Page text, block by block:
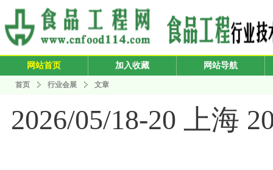
网站首页 加入收藏 网站导航
首页 行业会展 文章
2026/05/18-20 上海